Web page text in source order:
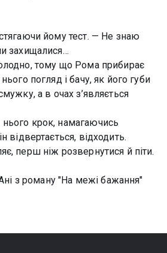
йому тест. — Не знаю
захищалися…
тому що Рома прибирає
погляд і бачу, як його губи
а в очах з’являється
крок, намагаючись
відвертається, відходить.
перш ніж розвернутися й піти.
Ані з роману "На межі бажання"